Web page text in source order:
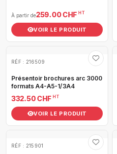
À partir de259.00 CHF HT
VOIR LE PRODUIT
RÉF : 216509
Présentoir brochures arc 3000
formats A4-A5-1/3A4
332.50 CHF HT
VOIR LE PRODUIT
RÉF : 215901